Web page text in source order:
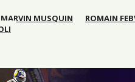
MARVIN MUSQUIN ROMAIN